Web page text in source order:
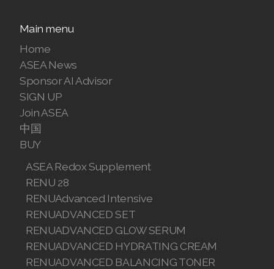
Main menu
Home
ASEA News
Sponsor AI Advisor
SIGN UP
Join ASEA
中国
BUY
ASEA Redox Supplement
RENU 28
RENUAdvanced Intensive
RENUADVANCED SET
RENUADVANCED GLOW SERUM
RENUADVANCED HYDRATING CREAM
RENUADVANCED BALANCING TONER
Join ASEA Hong Kong (中文)
Join ASEA Indonesia
Join ASEA Ireland (English)
Join ASEA Malaysia (Bahasa Malaysia)
Join ASEA Malaysia (English)
Join ASEA Malaysia (中文)
Join ASEA Mexico (Español)